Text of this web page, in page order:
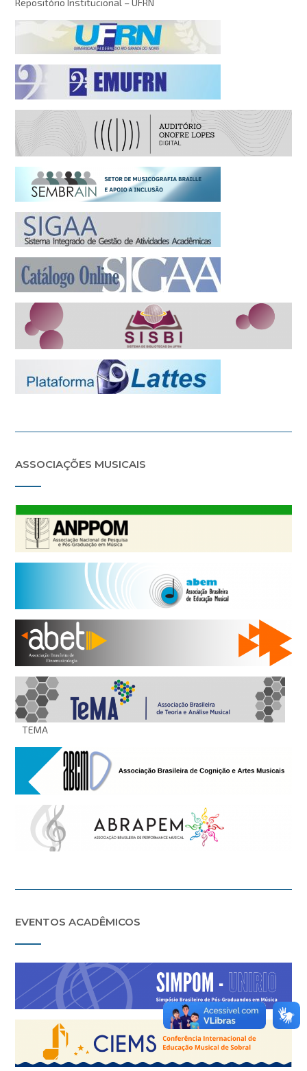
ASSOCIAÇÕES MUSICAIS
TEMA
EVENTOS ACADÊMICOS